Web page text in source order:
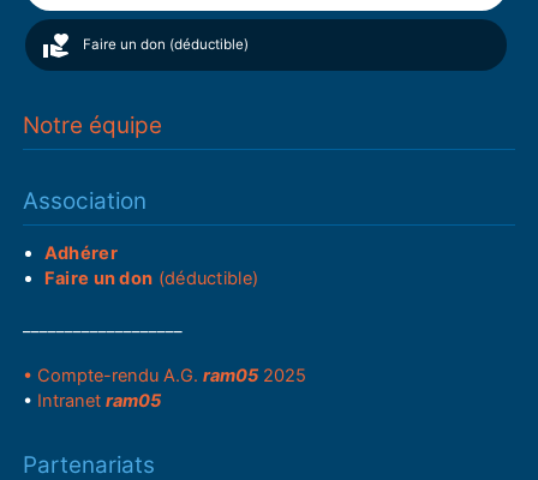
Faire un don (déductible)
Notre équipe
Association
Adhérer
Faire un don (déductible)
• Compte-rendu A.G.ram05 2025
• Intranetram05
Partenariats